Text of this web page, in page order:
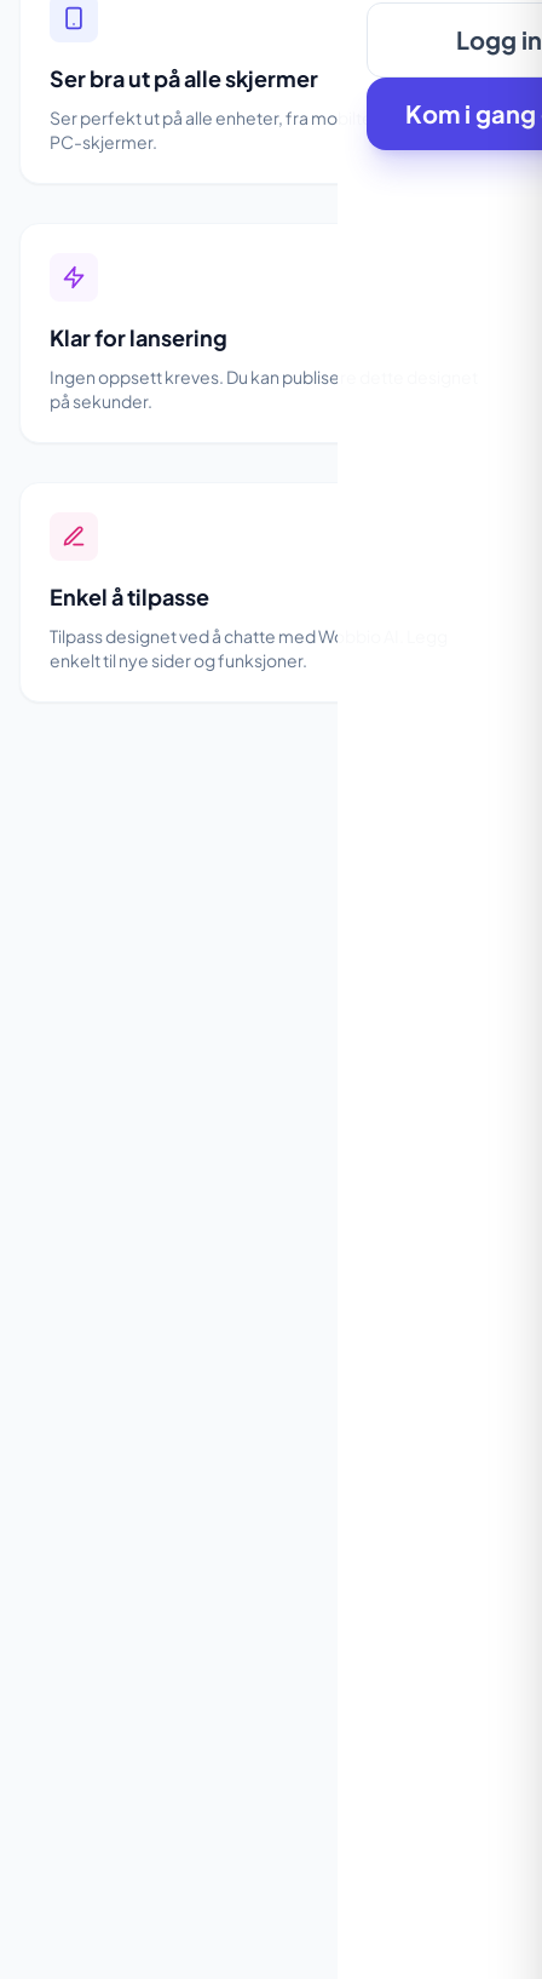
Logg
Kom i
Ser bra ut på alle skjermer
Ser perfekt ut på alle enheter, fra mobiltelefoner til store
PC-skjermer.
Klar for lansering
Ingen oppsett kreves. Du kan publisere dette designet
på sekunder.
Enkel å tilpasse
Tilpass designet ved å chatte med Wobbio AI. Legg
enkelt til nye sider og funksjoner.